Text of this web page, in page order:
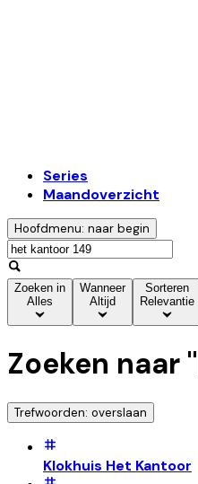
Series
Maandoverzicht
Hoofdmenu: naar begin
Zoeken in
Alles
Wanneer
Altijd
Sorteren
Relevantie
Zoeken naar "
Trefwoorden: overslaan
Klokhuis Het Kantoor